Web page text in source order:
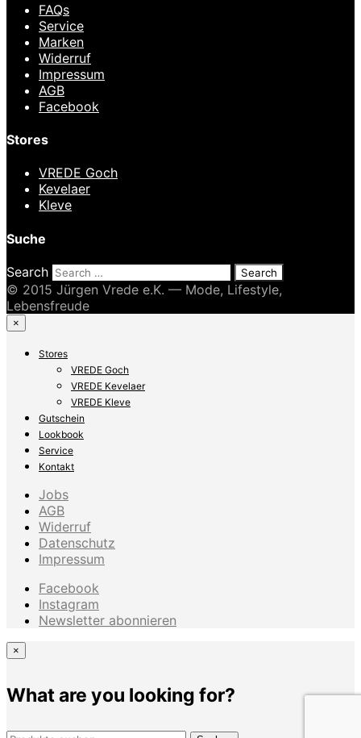
FAQs
Service
Marken
Widerruf
Impressum
AGB
Facebook
Stores
VREDE Goch
Kevelaer
Kleve
Suche
Search
© 2015 Jürgen Vrede e.K. — Mode, Lifestyle,
Lebensfreude
×
Stores
VREDE Goch
VREDE Kevelaer
VREDE Kleve
Gutschein
Lookbook
Service
Kontakt
Jobs
AGB
Widerruf
Datenschutz
Impressum
Facebook
Instagram
Newsletter abonnieren
×
What are you looking for?